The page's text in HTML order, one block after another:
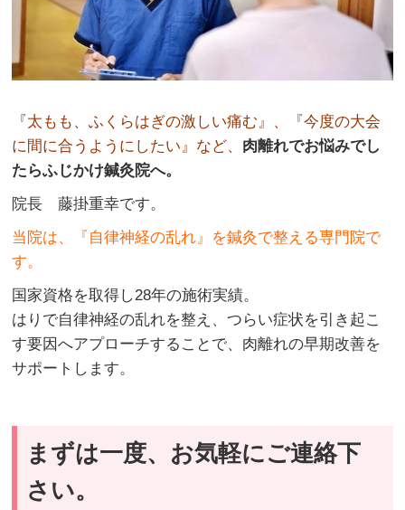
『太もも、ふくらはぎの激しい痛む』、『今度の大会
に間に合うようにしたい』 など、 肉離れでお悩みでし
たらふじかけ鍼灸院へ。
院長 藤掛重幸です。
当院は、『自律神経の乱れ』を鍼灸で整える専門院で
す。
国家資格を取得し28年の施術実績。
はりで自律神経の乱れを整え、つらい症状を引き起こ
す要因へアプローチすることで、肉離れの早期改善を
サポートします。
まずは一度、お気軽にご連絡下
さい。